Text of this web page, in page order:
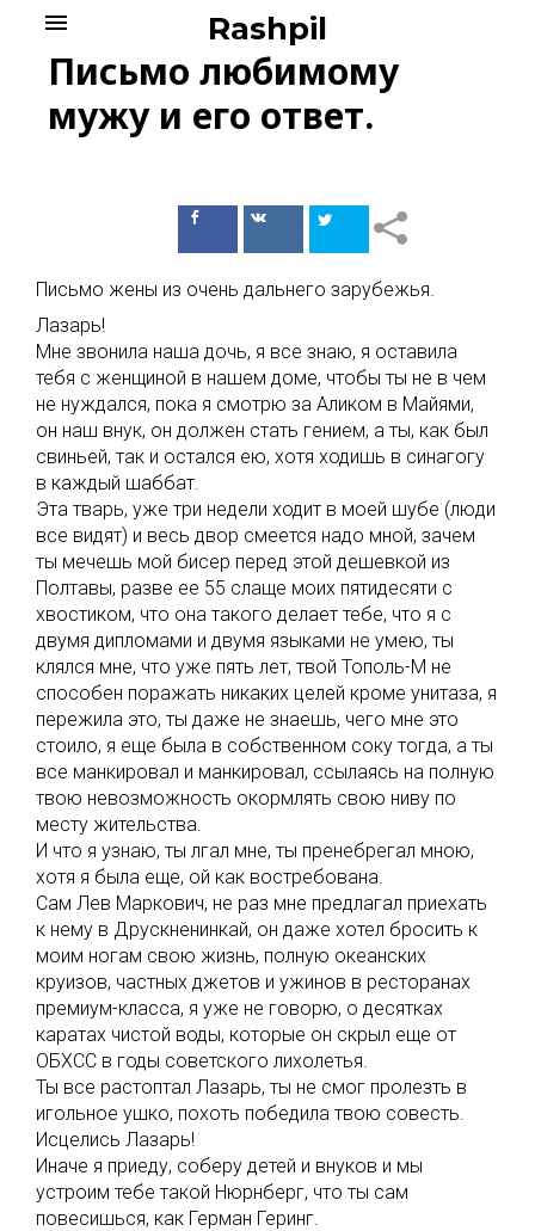
content
Rashpil
menu
Письмо любимому
мужу и его ответ.
ПоделитьсяПоделиться
Письмо жены из очень дальнего зарубежья.
Лазарь!
Мне звонила наша дочь, я все знаю, я оставила
тебя с женщиной в нашем доме, чтобы ты не в чем
не нуждался, пока я смотрю за Аликом в Майями,
он наш внук, он должен стать гением, а ты, как был
свиньей, так и остался ею, хотя ходишь в синагогу
в каждый шаббат.
Эта тварь, уже три недели ходит в моей шубе (люди
все видят) и весь двор смеется надо мной, зачем
ты мечешь мой бисер перед этой дешевкой из
Полтавы, разве ее 55 слаще моих пятидесяти с
хвостиком, что она такого делает тебе, что я с
двумя дипломами и двумя языками не умею, ты
клялся мне, что уже пять лет, твой Тополь-М не
способен поражать никаких целей кроме унитаза, я
пережила это, ты даже не знаешь, чего мне это
стоило, я еще была в собственном соку тогда, а ты
все манкировал и манкировал, ссылаясь на полную
твою невозможность окормлять свою ниву по
месту жительства.
И что я узнаю, ты лгал мне, ты пренебрегал мною,
хотя я была еще, ой как востребована.
Сам Лев Маркович, не раз мне предлагал приехать
к нему в Друскненинкай, он даже хотел бросить к
моим ногам свою жизнь, полную океанских
круизов, частных джетов и ужинов в ресторанах
премиум-класса, я уже не говорю, о десятках
каратах чистой воды, которые он скрыл еще от
ОБХСС в годы советского лихолетья.
Ты все растоптал Лазарь, ты не смог пролезть в
игольное ушко, похоть победила твою совесть.
Исцелись Лазарь!
Иначе я приеду, соберу детей и внуков и мы
устроим тебе такой Нюрнберг, что ты сам
повесишься, как Герман Геринг.